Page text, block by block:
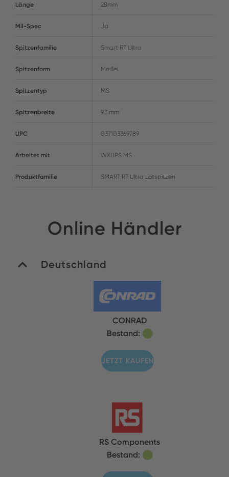
Länge 28mm
Mil-Spec Ja
Spitzenfamilie Smart RT Ultra
Spitzenform Meißel
Spitzentyp MS
Spitzenbreite 9.3 mm
UPC 037103369789
Arbeitet mit WXUPS MS
Produktfamilie SMART RT Ultra Lötspitzen
Online Händler
Deutschland
CONRAD
Bestand:
JETZT KAUFEN
RS Components
Bestand: